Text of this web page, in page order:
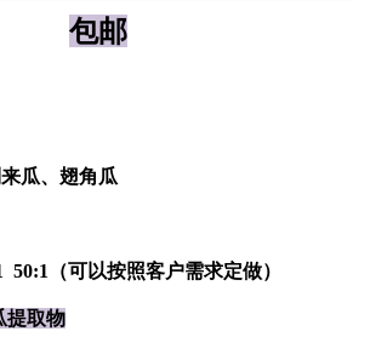
包邮
瓜、翅角瓜
（可以按照客户需求定做）
提取物